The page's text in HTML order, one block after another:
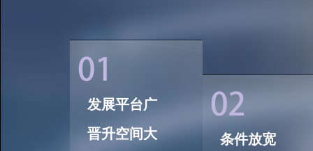
发展平台广
晋升空间大
条件放宽